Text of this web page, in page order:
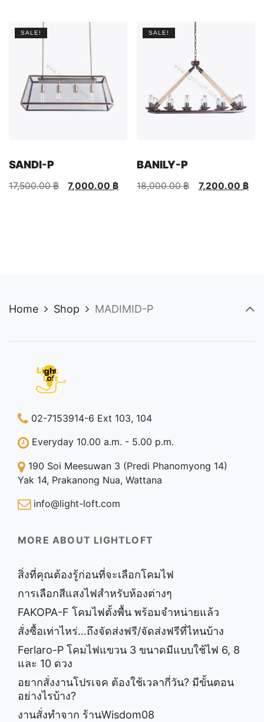
SALE!
SANDI-P
17,500.00฿
Original
7,000.00 ฿
Current
be
on
product
SALE!
BANILY-P
18,000.00฿
Original
7,200.00 ฿
Current
Home Shop MADIMID-P
02-7153914-6 Ext 103, 104
Everyday 10.00 a.m. - 5.00 p.m.
190 Soi Meesuwan 3 (Predi Phanomyong 14)
Yak 14, Prakanong Nua, Wattana
info@light-loft.com
MORE ABOUT LIGHTLOFT
สิ่งที่คุณต้องรู้ก่อนที่จะเลือกโคมไฟ
การเลือกสีแสงไฟสำหรับห้องต่างๆ
FAKOPA-F โคมไฟตั้งพื้น พร้อมจำหน่ายแล้ว
สั่งซื้อเท่าไหร่…ถึงจัดส่งฟรี/จัดส่งฟรีที่ไหนบ้าง
Ferlaro-P โคมไฟแขวน 3 ขนาดมีแบบใช้ไฟ 6, 8
และ 10 ดวง
อยากสั่งงานโปรเจค ต้องใช้เวลากี่วัน? มีขั้นตอน
อย่างไรบ้าง?
งานสั่งทำจาก ร้านWisdom08